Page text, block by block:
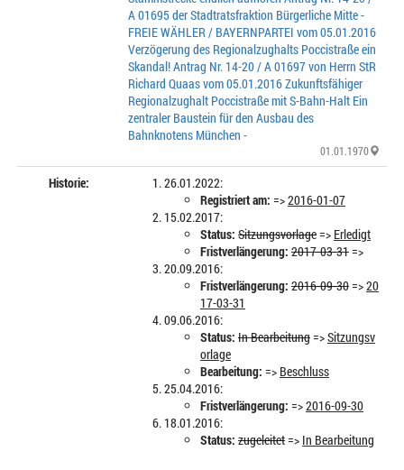
A 01695 der Stadtratsfraktion Bürgerliche Mitte -
FREIE WÄHLER / BAYERNPARTEI vom 05.01.2016
Verzögerung des Regionalzughalts Poccistraße ein
Skandal! Antrag Nr. 14-20 / A 01697 von Herrn StR
Richard Quaas vom 05.01.2016 Zukunftsfähiger
Regionalzughalt Poccistraße mit S-Bahn-Halt Ein
zentraler Baustein für den Ausbau des
Bahnknotens München -
01.01.1970
Historie:
26.01.2022:
Registriert am: =>2016-01-07
15.02.2017:
Status: Sitzungsvorlage=> Erledigt
Fristverlängerung: 2017-03-31=>
20.09.2016:
Fristverlängerung: 2016-09-30=>20
17-03-31
09.06.2016:
Status: In Bearbeitung=>Sitzungsv
orlage
Bearbeitung: => Beschluss
25.04.2016:
Fristverlängerung: =>2016-09-30
18.01.2016:
Status: zugeleitet=> In Bearbeitung